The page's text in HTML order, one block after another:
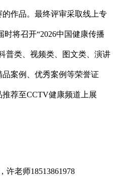
作品。最终评审采取线上专
将召开“2026中国健康传播
普类、视频类、图文类、演讲
案例、优秀案例等荣誉证
推荐至CCTV健康频道上展
许老师18513861978